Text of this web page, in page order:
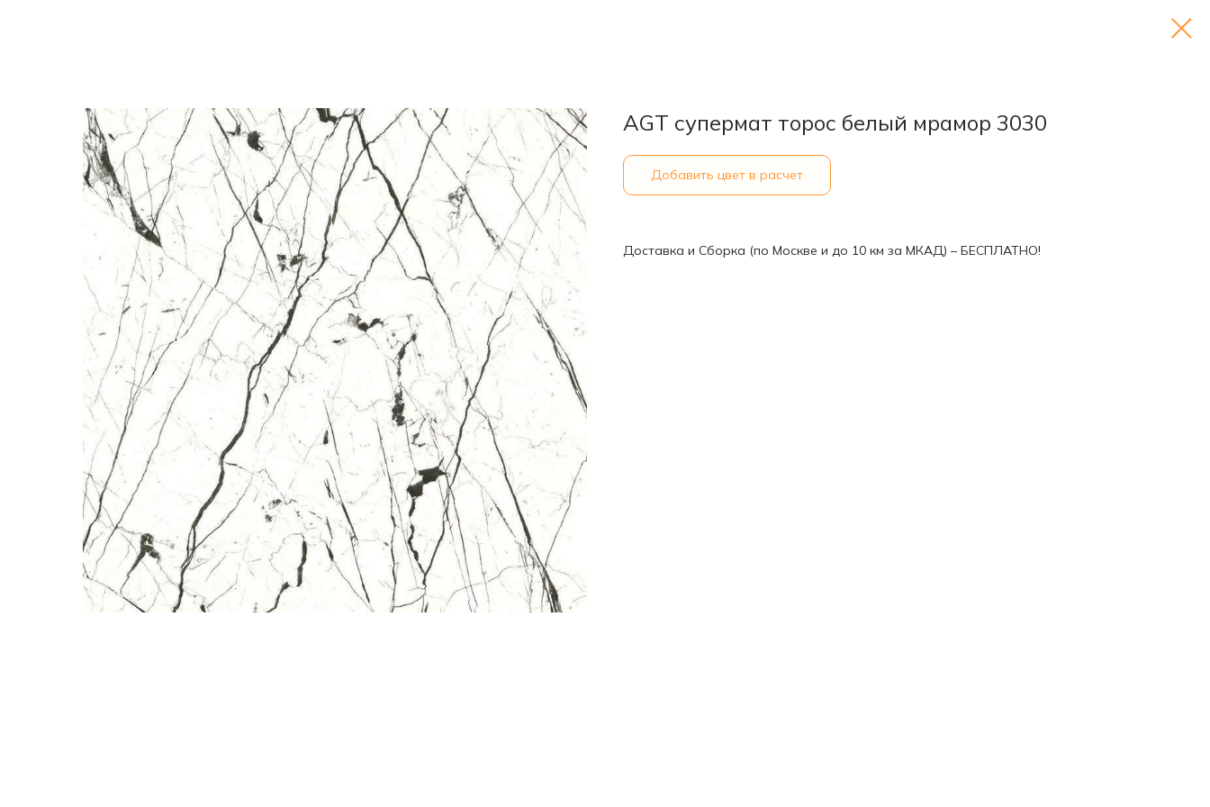
AGT супермат торос белый мрамор 3030
Добавить цвет в расчет
Доставка и Сборка (по Москве и до 10 км за МКАД) – БЕСПЛАТНО!